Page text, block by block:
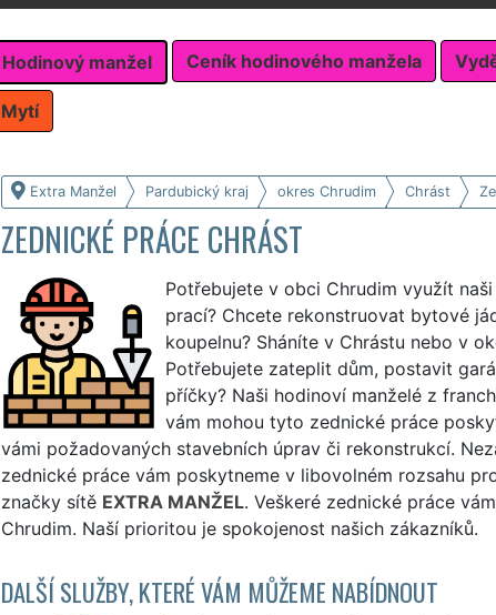
Hodinový manžel Ceník hodinového manžela
Mytí
Extra Manžel Pardubický kraj okres Chrudim Chrást
ZEDNICKÉ PRÁCE CHRÁST
Potřebujete v obci Chrudim využít
prací? Chcete rekonstruovat bytové
koupelnu? Sháníte v Chrástu nebo v
Potřebujete zateplit dům, postavit
příčky? Naši hodinoví manželé z
vám mohou tyto zednické práce
vámi požadovaných stavebních úprav či rekonstrukcí.
zednické práce vám poskytneme v libovolném rozsahu
značky sítě EXTRA MANŽEL. Veškeré zednické práce
Chrudim. Naší prioritou je spokojenost našich zákazníků.
DALŠÍ SLUŽBY, KTERÉ VÁM MŮŽEME NABÍDNOUT